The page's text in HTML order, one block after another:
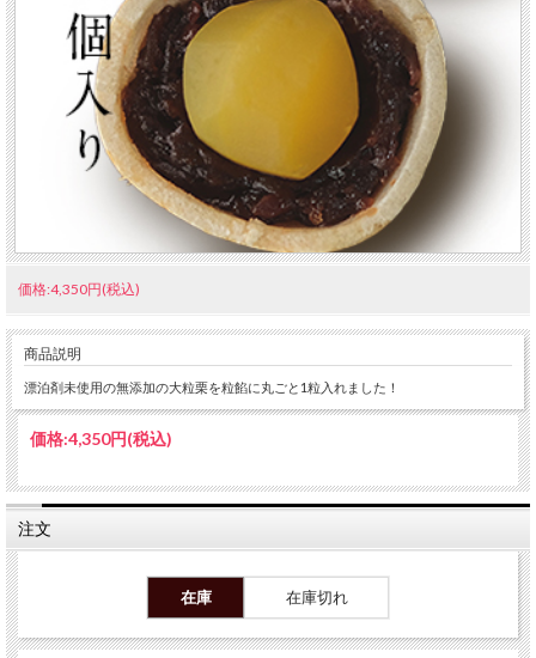
価格:4,350円(税込)
商品説明
漂泊剤未使用の無添加の大粒栗を粒餡に丸ごと1粒入れました！
価格:4,350円(税込)
注文
在庫 在庫切れ